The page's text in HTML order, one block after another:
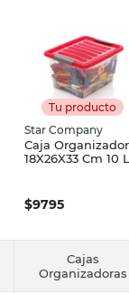
Tu producto
Star Company
Caja
18X26X33 Cm 10
Company
$9795
Cajas
Organizadoras